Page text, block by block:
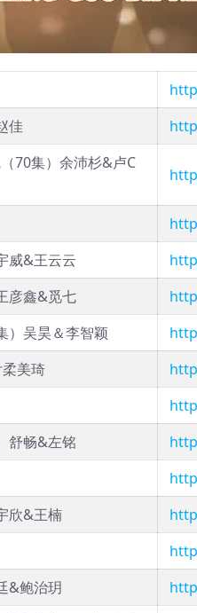
佳
70集）余沛杉&卢C
威&王云云
彦鑫&觅七
）吴昊＆李智颖
美琦
舒畅&左铭
欣&王楠
&鲍治玥